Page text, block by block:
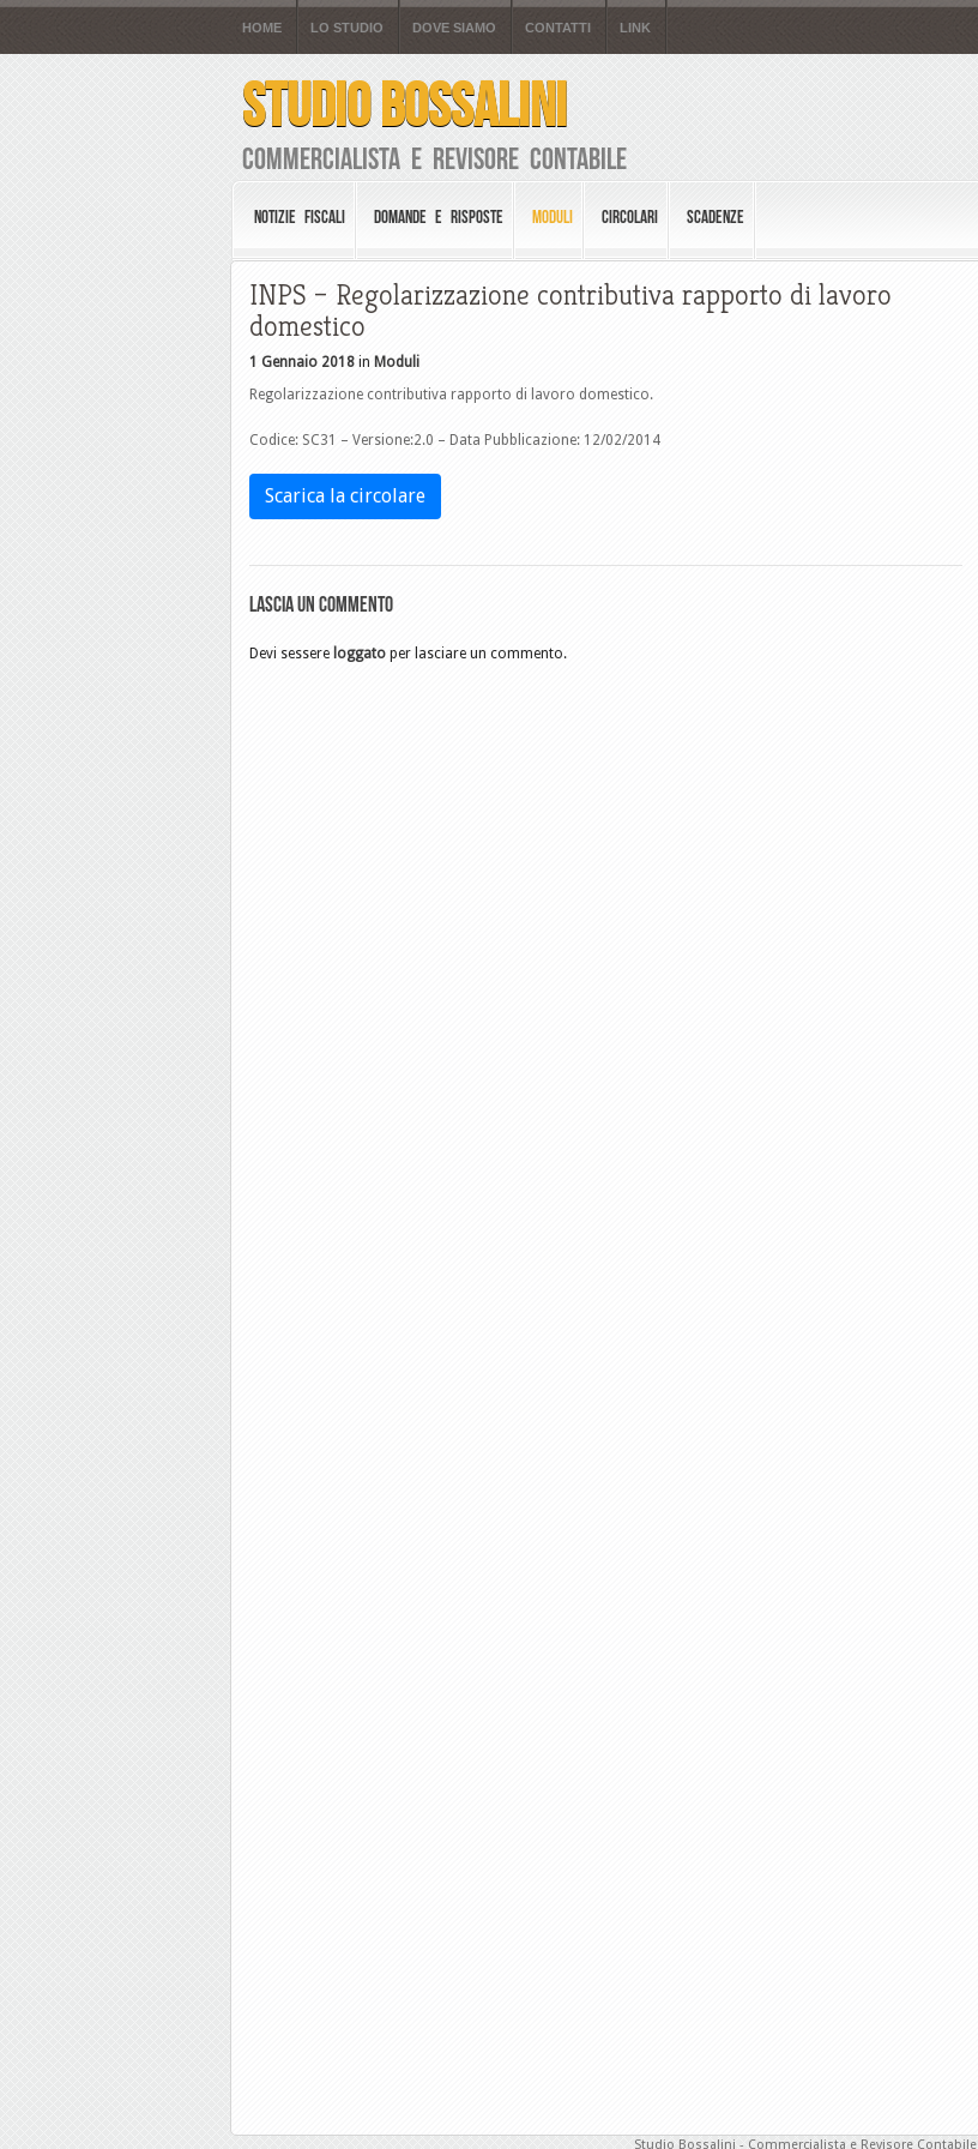
HOME LO STUDIO DOVE SIAMO CONTATTI LINK
STUDIO BOSSALINI
Commercialista e Revisore Contabile
NOTIZIE FISCALI DOMANDE E RISPOSTE MODULI CIRCOLARI SCADENZE
INPS – Regolarizzazione contributiva rapporto di lavoro
domestico
1 Gennaio 2018 in Moduli
Regolarizzazione contributiva rapporto di lavoro domestico.
Codice: SC31 – Versione:2.0 – Data Pubblicazione: 12/02/2014
Scarica la circolare
Lascia un commento
Devi sessere loggato per lasciare un commento.
Studio Bossalini - Commercialista e Revisore Contabile